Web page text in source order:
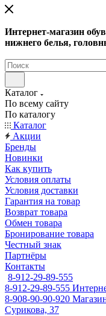
Интернет-магазин
нижнего белья,
Каталог
По всему сайту
По каталогу
Каталог
Акции
Бренды
Новинки
Как купить
Условия оплаты
Условия доставки
Гарантия на товар
Возврат товара
Обмен товара
Бронирование товара
Честный знак
Партнёры
Контакты
8-912-29-89-555
8-912-29-89-555
8-908-90-90-920
Сурикова, 37